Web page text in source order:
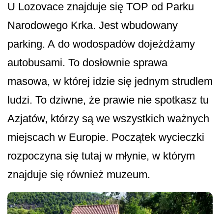
U Lozovace znajduje się TOP od Parku
Narodowego Krka. Jest wbudowany
parking. A do wodospadów dojeżdżamy
autobusami. To dosłownie sprawa
masowa, w której idzie się jednym strudlem
ludzi. To dziwne, że prawie nie spotkasz tu
Azjatów, którzy są we wszystkich ważnych
miejscach w Europie. Początek wycieczki
rozpoczyna się tutaj w młynie, w którym
znajduje się również muzeum.